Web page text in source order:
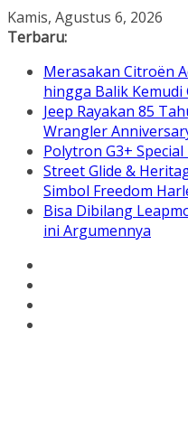
Skip
to
Kamis, Agustus 6, 2026
Terbaru:
Merasakan Citroën
hingga Balik Kemudi
Jeep Rayakan 85
Wrangler
Polytron G3+ Special
Street Glide &
Simbol Freedom
Bisa Dibilang
ini Argumennya